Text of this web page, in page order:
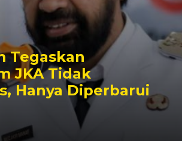
Tegaskan
JKA Tidak
Hanya Diperbarui